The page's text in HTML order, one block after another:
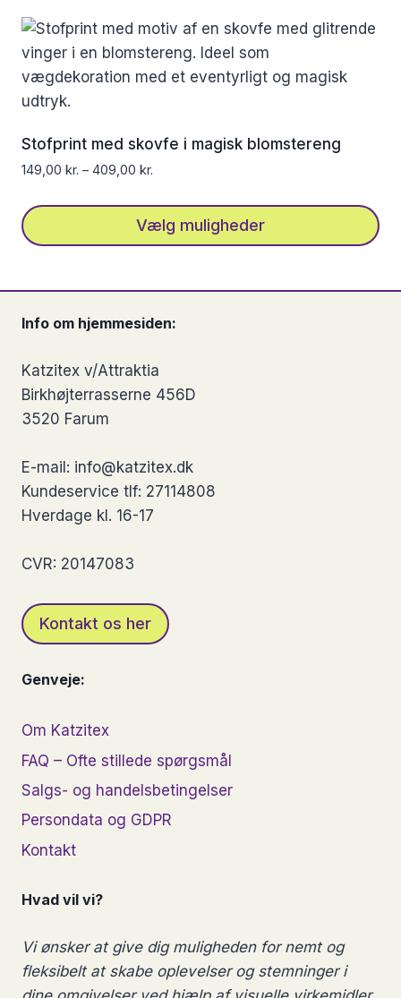
vare
flere
varianter.
Mulighederne
kan
vælges
varesiden
Stofprint med skovfe i magisk blomstereng
149,00 kr. – 409,00 kr.
Vælg muligheder
flere
Mulighederne
kan
vælges
varesiden
Info om hjemmesiden:
Katzitex v/Attraktia
Birkhøjterrasserne 456D
3520 Farum
E-mail: info@katzitex.dk
Kundeservice tlf: 27114808
Hverdage kl. 16-17
CVR: 20147083
Kontakt os her
Genveje:
Om Katzitex
FAQ – Ofte stillede spørgsmål
Salgs- og handelsbetingelser
Persondata og GDPR
Kontakt
Hvad vil vi?
Vi ønsker at give dig muligheden for nemt og
fleksibelt at skabe oplevelser og stemninger i